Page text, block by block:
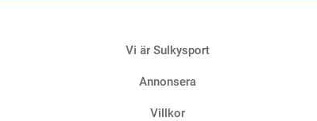
Vi är Sulkysport
Annonsera
Villkor